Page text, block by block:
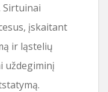
Sirtuinai
įskaitant
ir ląstelių
uždegiminį